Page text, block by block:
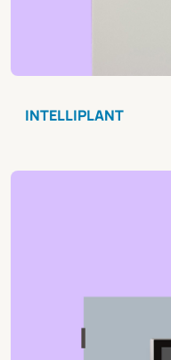
INTELLIPLANT